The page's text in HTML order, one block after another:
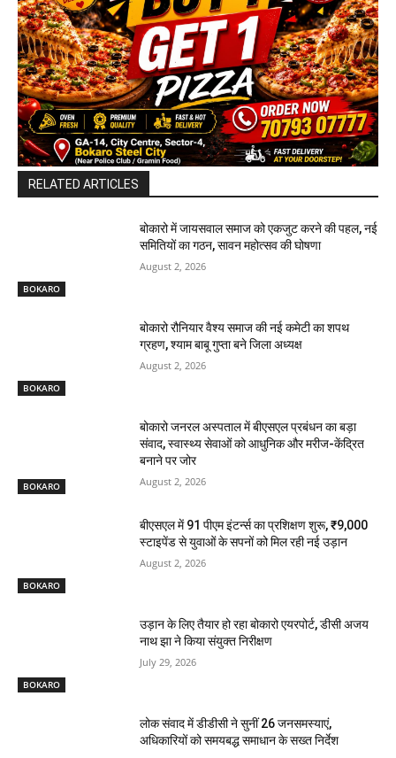
RELATED ARTICLES
BOKARO
बोकारो में जायसवाल समाज को एकजुट करने की पहल, नई
समितियों का गठन, सावन महोत्सव की घोषणा
August 2, 2026
BOKARO
बोकारो रौनियार वैश्य समाज की नई कमेटी का शपथ
ग्रहण, श्याम बाबू गुप्ता बने जिला अध्यक्ष
August 2, 2026
BOKARO
बोकारो जनरल अस्पताल में बीएसएल प्रबंधन का बड़ा
संवाद, स्वास्थ्य सेवाओं को आधुनिक और मरीज-केंद्रित
बनाने पर जोर
August 2, 2026
BOKARO
बीएसएल में 91 पीएम इंटर्न्स का प्रशिक्षण शुरू, ₹9,000
स्टाइपेंड से युवाओं के सपनों को मिल रही नई उड़ान
August 2, 2026
BOKARO
उड़ान के लिए तैयार हो रहा बोकारो एयरपोर्ट, डीसी अजय
नाथ झा ने किया संयुक्त निरीक्षण
July 29, 2026
लोक संवाद में डीडीसी ने सुनीं 26 जनसमस्याएं,
अधिकारियों को समयबद्ध समाधान के सख्त निर्देश